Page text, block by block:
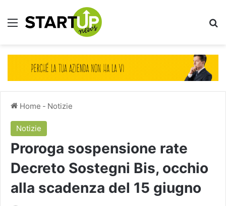
Menu
Home - Notizie
Notizie
Proroga sospensione rate
Decreto Sostegni Bis, occhio
alla scadenza del 15 giugno